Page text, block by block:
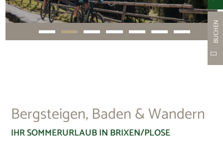
BUCHEN
Bergsteigen, Baden & Wandern
IHR SOMMERURLAUB IN BRIXEN/PLOSE